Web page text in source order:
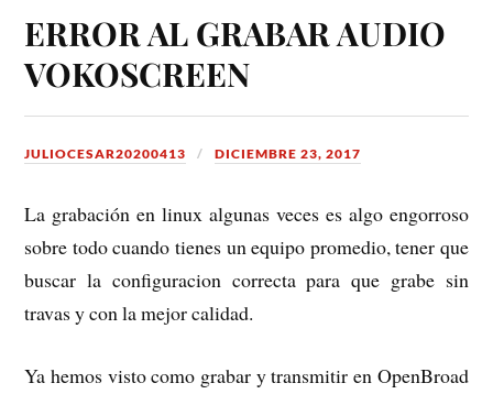
ERROR AL GRABAR AUDIO
VOKOSCREEN
JULIOCESAR20200413 DICIEMBRE 23, 2017
La grabación en linux algunas veces es algo engorroso
sobre todo cuando tienes un equipo promedio, tener que
buscar la configuracion correcta para que grabe sin
travas y con la mejor calidad.
Ya hemos visto como grabar y transmitir en OpenBroad